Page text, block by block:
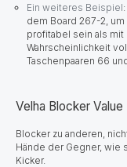
Ein weiteres Beispiel:
dem Board 267-2,
profitabel sein als mit
Wahrscheinlichkeit
Taschenpaaren 66
Velha Blocker Value
Blocker zu anderen,
Hände der Gegner, wie
Kicker.